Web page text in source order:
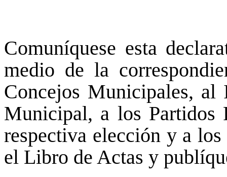
Comuníquese esta
medio de la
Concejos Municipales, al
Municipal, a los Partidos
respectiva elección y a los
el Libro de Actas y